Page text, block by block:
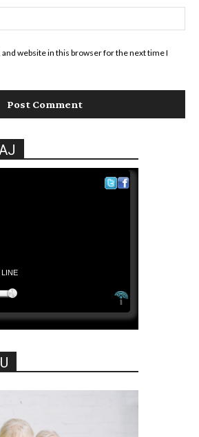
and website in this browser for the next time I